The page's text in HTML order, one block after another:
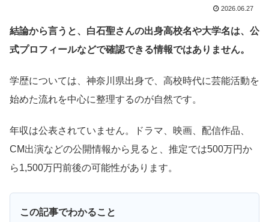
2026.06.27
結論から言うと、白石聖さんの出身高校名や大学名は、公
式プロフィールなどで確認できる情報ではありません。
学歴については、神奈川県出身で、高校時代に芸能活動を
始めた流れを中心に整理するのが自然です。
年収は公表されていません。ドラマ、映画、配信作品、
CM出演などの公開情報から見ると、推定では500万円か
ら1,500万円前後の可能性があります。
この記事でわかること